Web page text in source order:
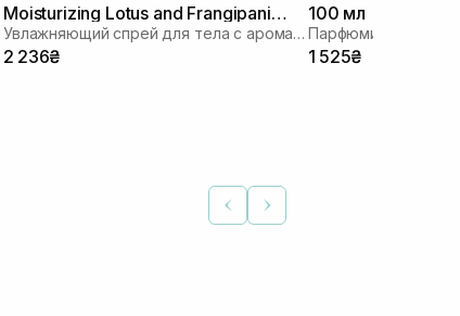
Moisturizing Lotus and Frangipani
Flower 200 мл
Увлажняющий спрей для тела с ароматом лотоса и франжипани
2 236₴
100 мл
Парфюмированный
1 525₴